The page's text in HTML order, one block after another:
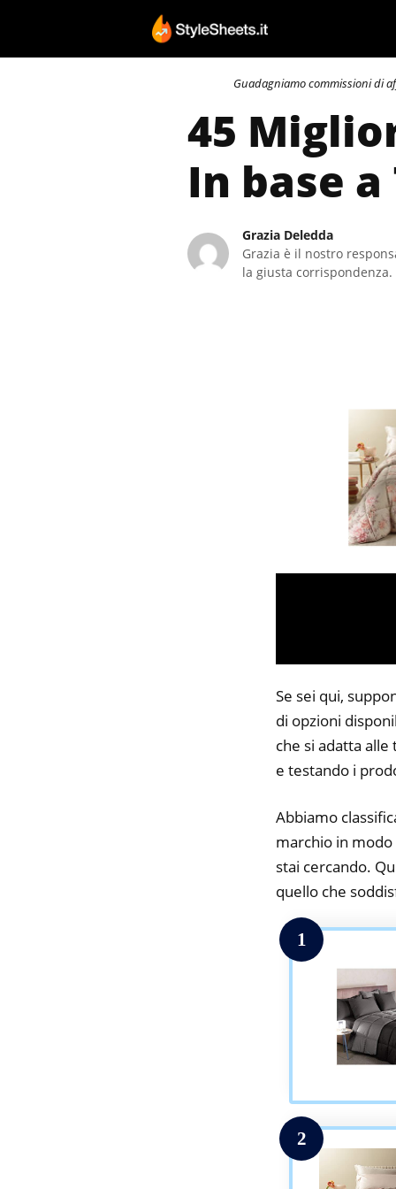
contenuto
Guadagniamo commissioni di
45
In base
Grazia Deledda
Grazia è il nostro
la giusta
Se sei qui,
di opzioni
che si adatta
e testando i
Abbiamo
marchio in
stai cercando.
quello che
1
2